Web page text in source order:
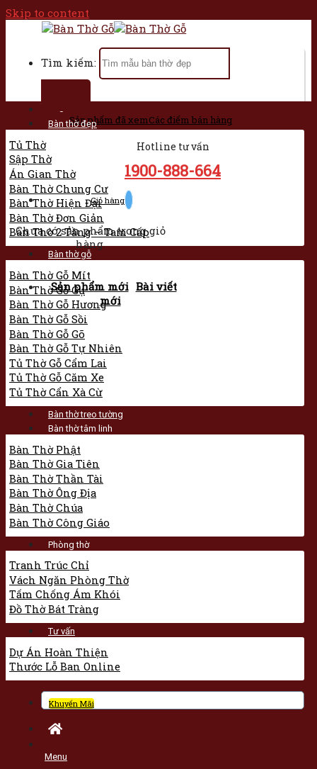
Skip to content
Tìm kiếm:
Sản phẩm đã xemCác điểm bán hàng
Hotline tư vấn
1900-888-664
Giỏ hàng
Chưa có sản phẩm trong giỏ
hàng.
Sản phẩm mới Bài viết
mới
Bàn thờ đẹp
Tủ Thờ
Sập Thờ
Án Gian Thờ
Bàn Thờ Chung Cư
Bàn Thờ Hiện Đại
Bàn Thờ Đơn Giản
Bàn Thờ 2 Tầng – Tam Cấp
Bàn thờ gỗ
Bàn Thờ Gỗ Mít
Bàn Thờ Gỗ Gụ
Bàn Thờ Gỗ Hương
Bàn Thờ Gỗ Sồi
Bàn Thờ Gỗ Gõ
Bàn Thờ Gỗ Tự Nhiên
Tủ Thờ Gỗ Cẩm Lai
Tủ Thờ Gỗ Căm Xe
Tủ Thờ Cẩn Xà Cừ
Bàn thờ treo tường
Bàn thờ tâm linh
Bàn Thờ Phật
Bàn Thờ Gia Tiên
Bàn Thờ Thần Tài
Bàn Thờ Ông Địa
Bàn Thờ Chúa
Bàn Thờ Công Giáo
Phòng thờ
Tranh Trúc Chỉ
Vách Ngăn Phòng Thờ
Tấm Chống Ám Khói
Đồ Thờ Bát Tràng
Tư vấn
Dự Án Hoàn Thiện
Thước Lỗ Ban Online
Khuyến Mãi
Menu